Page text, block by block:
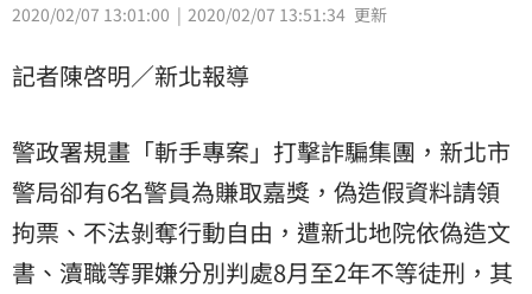
2020/02/07 13:01:00 2020/02/07 13:51:34 更新
記者陳啓明／新北報導
警政署規畫「斬手專案」打擊詐騙集團，新北市
警局卻有6名警員為賺取嘉獎，偽造假資料請領
拘票 、不法剝奪行動自由，遭新北地院依偽造文
書、瀆職等罪嫌分別判處8月至2年不等徒刑，其